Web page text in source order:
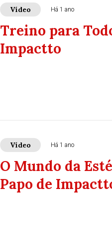
Vídeo Há 1 ano
Treino para
Impactto
Vídeo Há 1 ano
O Mundo da
Papo de